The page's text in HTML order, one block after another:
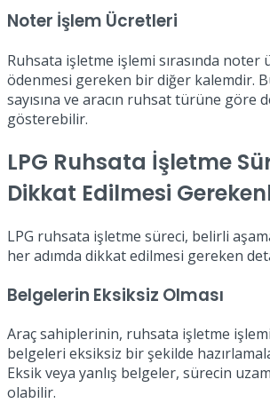
Noter İşlem Ücretleri
Ruhsata işletme işlemi sırasında noter
ödenmesi gereken bir diğer kalemdir.
sayısına ve aracın ruhsat türüne göre
gösterebilir.
LPG Ruhsata İşletme
Dikkat Edilmesi
LPG ruhsata işletme süreci, belirli
her adımda dikkat edilmesi gereken
Belgelerin Eksiksiz Olması
Araç sahiplerinin, ruhsata işletme
belgeleri eksiksiz bir şekilde
Eksik veya yanlış belgeler, sürecin
olabilir.